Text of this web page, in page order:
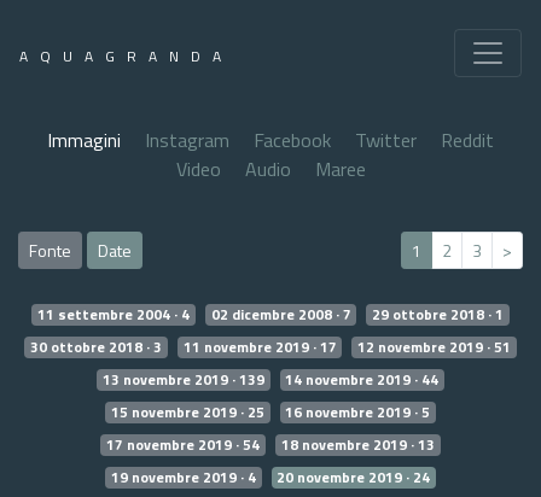
AQUAGRANDA
Immagini Instagram Facebook Twitter
Reddit
Video
Audio Maree
Fonte Date 1 2 3 >
11 settembre 2004 · 4 02 dicembre 2008 · 7
29 ottobre 2018 · 1
30 ottobre 2018 · 3
11 novembre 2019 · 17
12 novembre 2019 · 51
13 novembre 2019 · 139
14 novembre 2019 · 44
15 novembre 2019 · 25
16 novembre 2019 · 5
17 novembre 2019 · 54
18 novembre 2019 · 13
19 novembre 2019 · 4
20 novembre 2019 · 24